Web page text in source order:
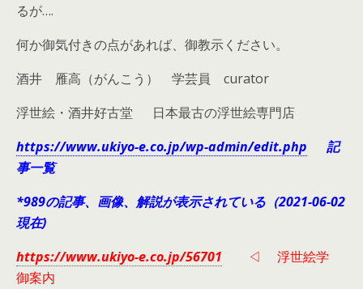
るが….
何か御気付きの点があれば、御教示ください。
酒井 雁高（がんこう） 学芸員 curator
浮世絵・酒井好古堂 日本最古の浮世絵専門店
https://www.ukiyo-e.co.jp/wp-admin/edit.php 記
事一覧
*989の記事、画像、解説が表示されている（2021-06-02
現在)
https://www.ukiyo-e.co.jp/56701
◁ 浮世絵学
御案内